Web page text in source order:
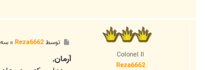
آ
م
Colonel II
Reza6662
ت
توسطReza6662
»سه‌شنبه ۲۹
آرمان,